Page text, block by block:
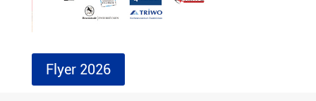
Flyer 2026